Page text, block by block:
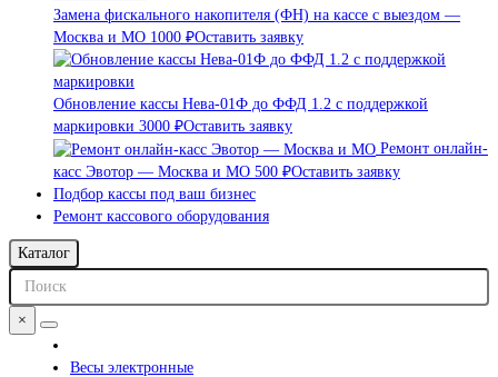
Замена фискального накопителя (ФН) на кассе с выездом —
Москва и МО 1000 ₽Оставить заявку
Обновление кассы Нева-01Ф до ФФД 1.2 с поддержкой
маркировки 3000 ₽Оставить заявку
Ремонт онлайн-
касс Эвотор — Москва и МО 500 ₽Оставить заявку
Подбор кассы под ваш бизнес
Ремонт кассового оборудования
Каталог
×
Весы электронные